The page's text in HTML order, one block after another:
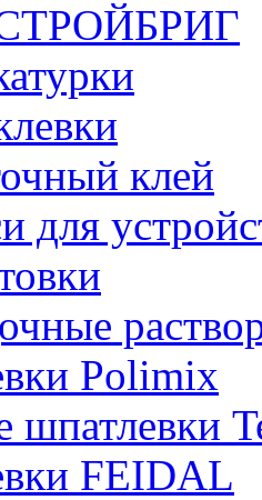
клей
для
Polimix
шпатлевки
FEIDAL